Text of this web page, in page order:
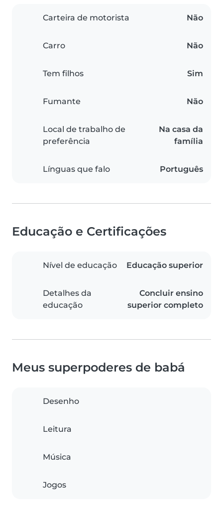
Carteira de motorista Não
Carro Não
Tem filhos Sim
Fumante Não
Local de trabalho de
preferência
Na casa da
família
Línguas que falo Português
Educação e Certificações
Nível de educação Educação superior
Detalhes da
educação
Concluir ensino
superior completo
Meus superpoderes de babá
Desenho
Leitura
Música
Jogos